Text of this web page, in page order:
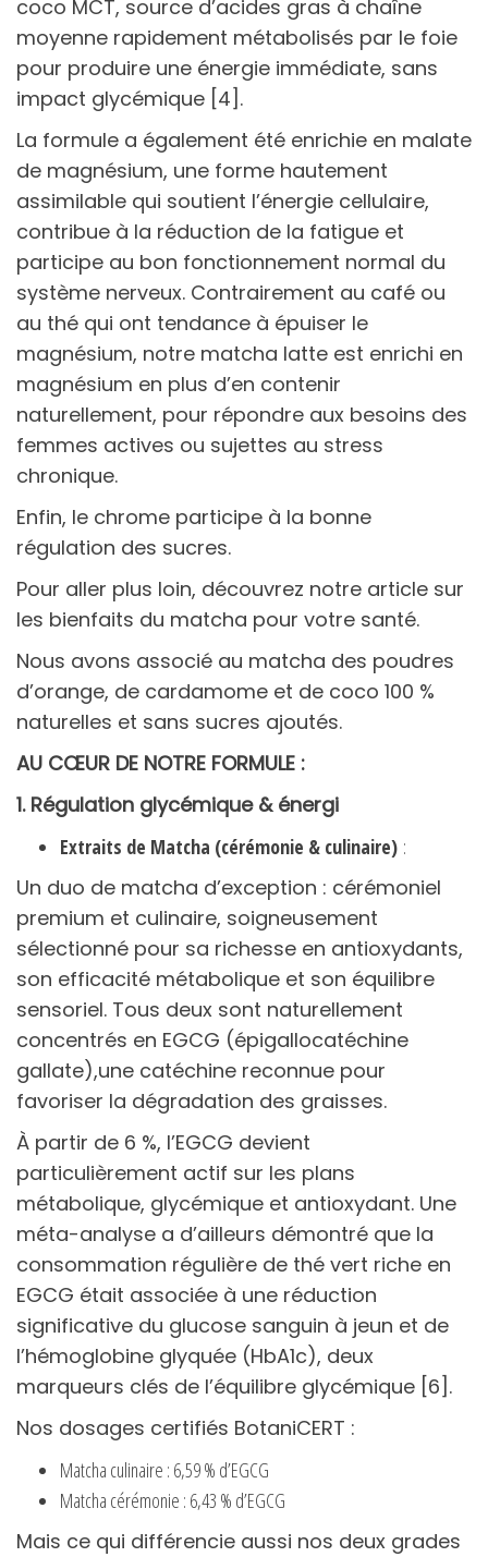
coco MCT, source d’acides gras à chaîne
moyenne rapidement métabolisés par le foie
pour produire une énergie immédiate, sans
impact glycémique [4].
La formule a également été enrichie en malate
de magnésium, une forme hautement
assimilable qui soutient l’énergie cellulaire,
contribue à la réduction de la fatigue et
participe au bon fonctionnement normal du
système nerveux. Contrairement au café ou
au thé qui ont tendance à épuiser le
magnésium, notre matcha latte est enrichi en
magnésium en plus d’en contenir
naturellement, pour répondre aux besoins des
femmes actives ou sujettes au stress
chronique.
Enfin, le chrome participe à la bonne
régulation des sucres.
Pour aller plus loin, découvrez notre article sur
les bienfaits du matcha pour votre santé.
Nous avons associé au matcha des poudres
d’orange, de cardamome et de coco 100 %
naturelles et sans sucres ajoutés.
AU CŒUR DE NOTRE FORMULE :
1. Régulation glycémique & énergi
Extraits de Matcha (cérémonie & culinaire) :
Un duo de matcha d’exception : cérémoniel
premium et culinaire, soigneusement
sélectionné pour sa richesse en antioxydants,
son efficacité métabolique et son équilibre
sensoriel. Tous deux sont naturellement
concentrés en EGCG (épigallocatéchine
gallate),une catéchine reconnue pour
favoriser la dégradation des graisses.
À partir de 6 %, l’EGCG devient
particulièrement actif sur les plans
métabolique, glycémique et antioxydant. Une
méta-analyse a d’ailleurs démontré que la
consommation régulière de thé vert riche en
EGCG était associée à une réduction
significative du glucose sanguin à jeun et de
l’hémoglobine glyquée (HbA1c), deux
marqueurs clés de l’équilibre glycémique [6].
Nos dosages certifiés BotaniCERT :
Matcha culinaire : 6,59 % d’EGCG
Matcha cérémonie : 6,43 % d’EGCG
Mais ce qui différencie aussi nos deux grades